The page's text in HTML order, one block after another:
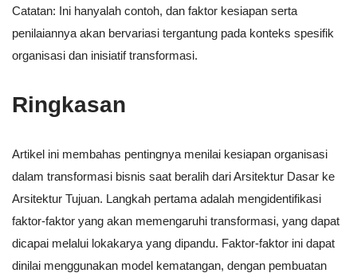
Catatan: Ini hanyalah contoh, dan faktor kesiapan serta
penilaiannya akan bervariasi tergantung pada konteks spesifik
organisasi dan inisiatif transformasi.
Ringkasan
Artikel ini membahas pentingnya menilai kesiapan organisasi
dalam transformasi bisnis saat beralih dari Arsitektur Dasar ke
Arsitektur Tujuan. Langkah pertama adalah mengidentifikasi
faktor-faktor yang akan memengaruhi transformasi, yang dapat
dicapai melalui lokakarya yang dipandu. Faktor-faktor ini dapat
dinilai menggunakan model kematangan, dengan pembuatan